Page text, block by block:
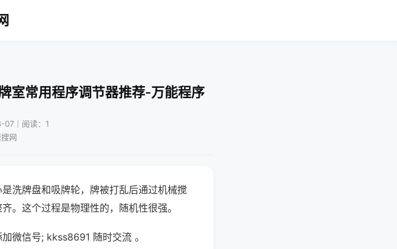
室常用程序调节器推荐-万能程序
07｜阅读：1
网
洗牌盘和吸牌轮，牌被打乱后通过机械搅
。这个过程是物理性的，随机性很强。
微信号; kkss8691 随时交流 。